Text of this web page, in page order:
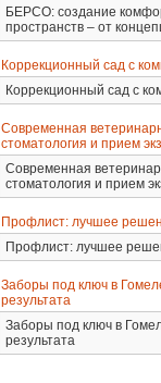
БЕРСО: создание
пространств – от
Коррекционный сад с
Коррекционный сад с
Современная
стоматология и прием
Современная
стоматология и прием
Профлист: лучшее
Профлист: лучшее
Заборы под ключ в
результата
Заборы под ключ в
результата